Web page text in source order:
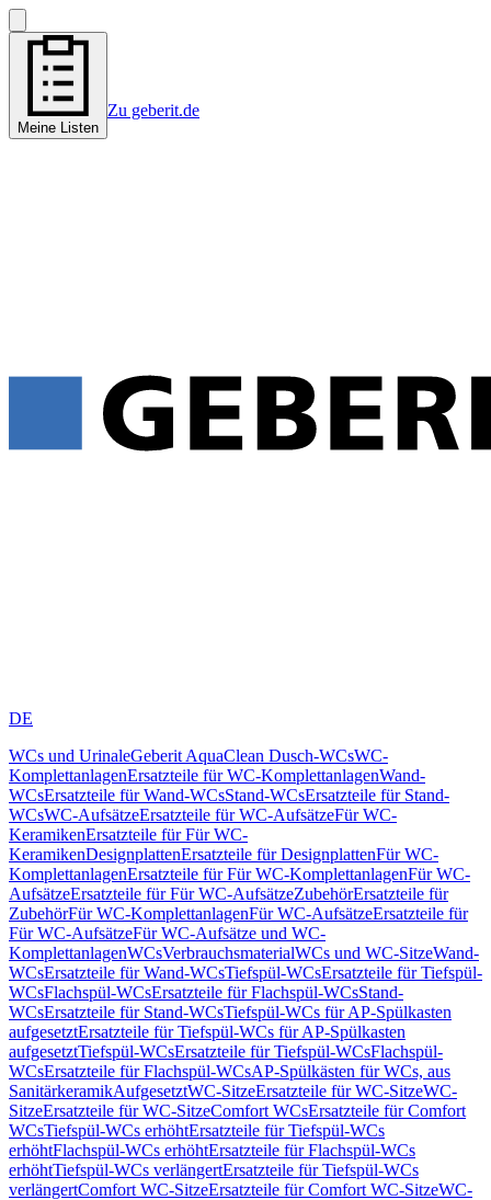
Meine Listen
Zu geberit.de
DE
WCs und UrinaleGeberit AquaClean Dusch-WCsWC-
KomplettanlagenErsatzteile für WC-KomplettanlagenWand-
WCsErsatzteile für Wand-WCsStand-WCsErsatzteile für Stand-
WCsWC-AufsätzeErsatzteile für WC-AufsätzeFür WC-
KeramikenErsatzteile für Für WC-
KeramikenDesignplattenErsatzteile für DesignplattenFür WC-
KomplettanlagenErsatzteile für Für WC-KomplettanlagenFür WC-
AufsätzeErsatzteile für Für WC-AufsätzeZubehörErsatzteile für
ZubehörFür WC-KomplettanlagenFür WC-AufsätzeErsatzteile für
Für WC-AufsätzeFür WC-Aufsätze und WC-
KomplettanlagenWCsVerbrauchsmaterialWCs und WC-SitzeWand-
WCsErsatzteile für Wand-WCsTiefspül-WCsErsatzteile für Tiefspül-
WCsFlachspül-WCsErsatzteile für Flachspül-WCsStand-
WCsErsatzteile für Stand-WCsTiefspül-WCs für AP-Spülkasten
aufgesetztErsatzteile für Tiefspül-WCs für AP-Spülkasten
aufgesetztTiefspül-WCsErsatzteile für Tiefspül-WCsFlachspül-
WCsErsatzteile für Flachspül-WCsAP-Spülkästen für WCs, aus
SanitärkeramikAufgesetztWC-SitzeErsatzteile für WC-SitzeWC-
SitzeErsatzteile für WC-SitzeComfort WCsErsatzteile für Comfort
WCsTiefspül-WCs erhöhtErsatzteile für Tiefspül-WCs
erhöhtFlachspül-WCs erhöhtErsatzteile für Flachspül-WCs
erhöhtTiefspül-WCs verlängertErsatzteile für Tiefspül-WCs
verlängertComfort WC-SitzeErsatzteile für Comfort WC-SitzeWC-